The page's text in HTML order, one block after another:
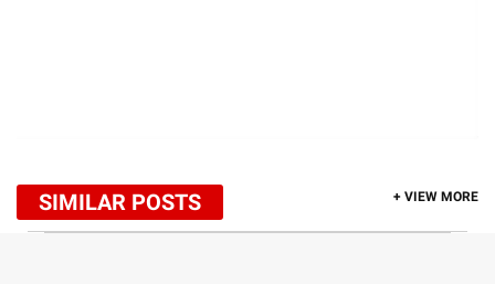
SIMILAR POSTS + VIEW MORE